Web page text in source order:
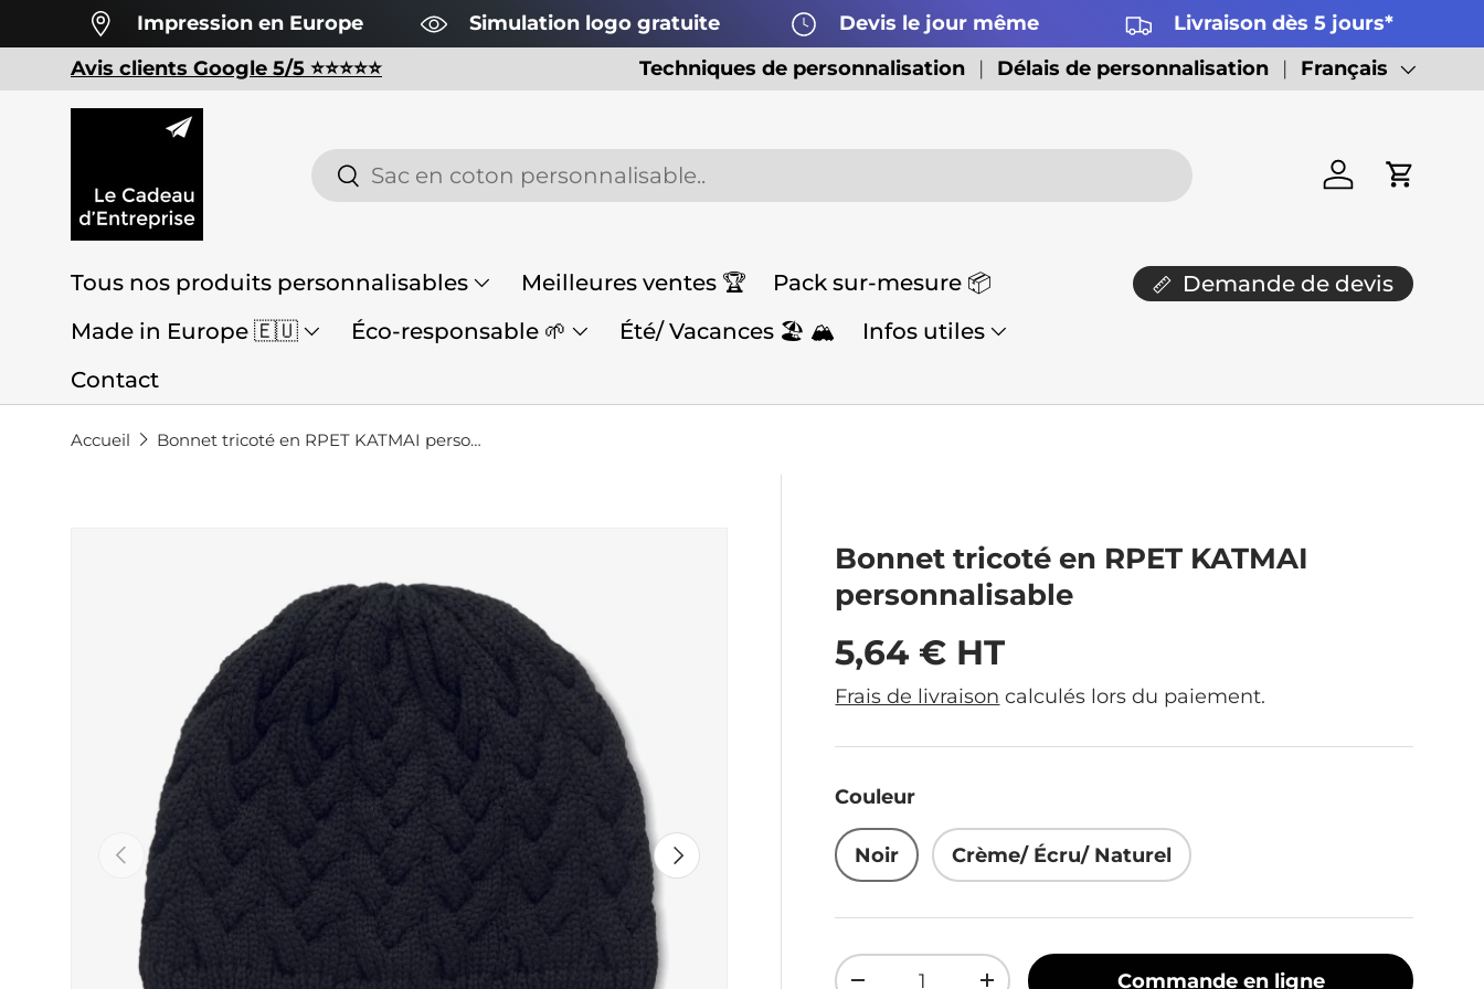
Aller au contenu
Impression en Europe Simulation logo gratuite Devis le jour même
Livraison dès 5 jours*
Avis clients Google 5/5 ⭐️⭐️⭐️⭐️⭐️
Techniques de personnalisation Délais de personnalisation Langue
Français
Recherche
Rechercher Se connecter
Panier
Tous nos produits personnalisables Meilleures ventes 🏆
Pack sur-mesure 📦
Made in Europe 🇪🇺
Éco-responsable 🌱 Été/ Vacances 🏖️ 🏔️
Infos utiles
Contact
Demande de devis
Accueil Bonnet tricoté en RPET KATMAI personnalisable
Précédent Suivant
Bonnet tricoté en RPET KATMAI
personnalisable
Prix habituel
5,64 € HT
Frais de livraison calculés lors du paiement.
Couleur
Noir Crème/ Écru/ Naturel
Qté
Commande en ligne